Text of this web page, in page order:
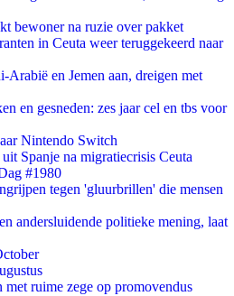
bewoner na ruzie over pakket
in Ceuta weer teruggekeerd naar
Arabië en Jemen aan, dreigen met
en gesneden: zes jaar cel en tbs voor
Nintendo Switch
Spanje na migratiecrisis Ceuta
#1980
tegen 'gluurbrillen' die mensen
andersluidende politieke mening, laat
met ruime zege op promovendus